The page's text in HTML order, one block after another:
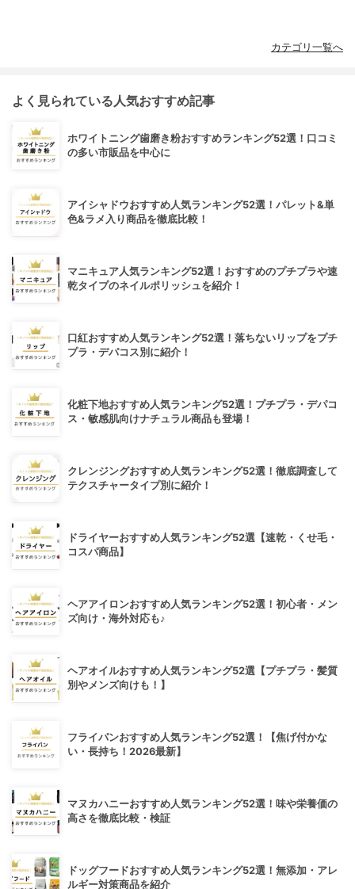
カテゴリ一覧へ
よく見られている人気おすすめ記事
ホワイトニング歯磨き粉おすすめランキング52選！口コミ
の多い市販品を中心に
アイシャドウおすすめ人気ランキング52選！パレット&単
色&ラメ入り商品を徹底比較！
マニキュア人気ランキング52選！おすすめのプチプラや速
乾タイプのネイルポリッシュを紹介！
口紅おすすめ人気ランキング52選！落ちないリップをプチ
プラ・デパコス別に紹介！
化粧下地おすすめ人気ランキング52選！プチプラ・デパコ
ス・敏感肌向けナチュラル商品も登場！
クレンジングおすすめ人気ランキング52選！徹底調査して
テクスチャータイプ別に紹介！
ドライヤーおすすめ人気ランキング52選【速乾・くせ毛・
コスパ商品】
ヘアアイロンおすすめ人気ランキング52選！初心者・メン
ズ向け・海外対応も♪
ヘアオイルおすすめ人気ランキング52選【プチプラ・髪質
別やメンズ向けも！】
フライパンおすすめ人気ランキング52選！【焦げ付かな
い・長持ち！2026最新】
マヌカハニーおすすめ人気ランキング52選！味や栄養価の
高さを徹底比較・検証
ドッグフードおすすめ人気ランキング52選！無添加・アレ
ルギー対策商品を紹介